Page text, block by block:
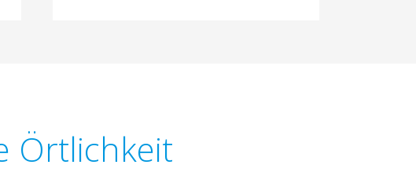
Örtlichkeit